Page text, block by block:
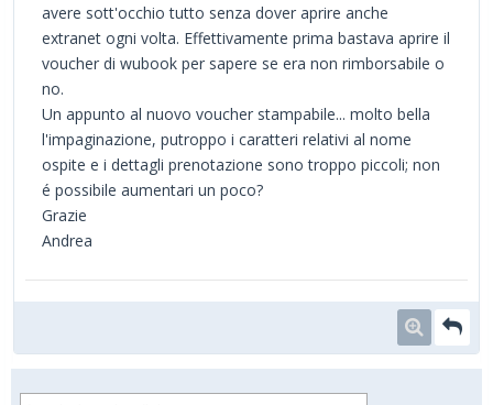
avere sott'occhio tutto senza dover aprire anche
extranet ogni volta. Effettivamente prima bastava aprire il
voucher di wubook per sapere se era non rimborsabile o
no.
Un appunto al nuovo voucher stampabile... molto bella
l'impaginazione, putroppo i caratteri relativi al nome
ospite e i dettagli prenotazione sono troppo piccoli; non
é possibile aumentari un poco?
Grazie
Andrea